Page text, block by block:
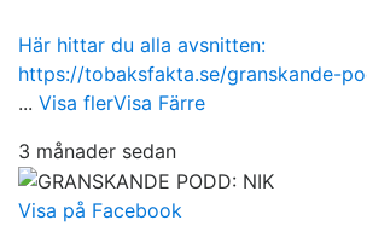
Här hittar du alla avsnitten:
https://tobaksfakta.se/granskande-
... Visa flerVisa Färre
3 månader sedan
Visa på Facebook